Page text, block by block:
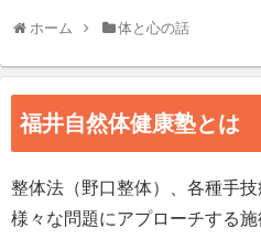
ホーム 体と心の話
福井自然体健康塾とは
整体法（野口整体）、各種手技
様々な問題にアプローチする